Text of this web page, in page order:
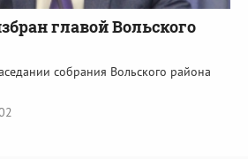
главой Вольского
собрания Вольского района